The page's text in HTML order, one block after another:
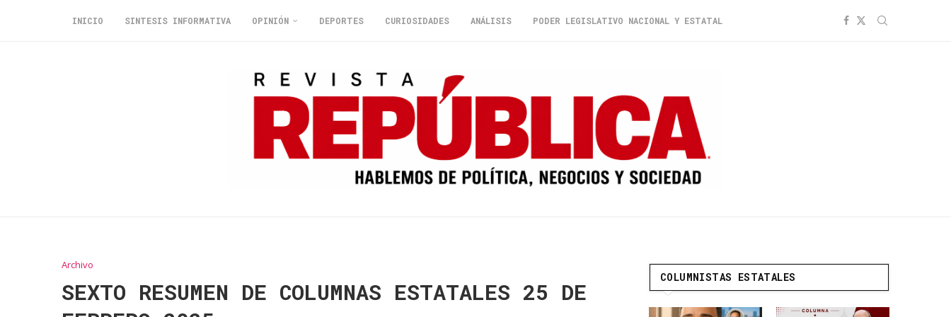
INICIO SINTESIS INFORMATIVA OPINIÓN DEPORTES CURIOSIDADES ANÁLISIS PODER LEGISLATIVO NACIONAL Y ESTATAL
Archivo
SEXTO RESUMEN DE COLUMNAS ESTATALES 25 DE
COLUMNISTAS ESTATALES